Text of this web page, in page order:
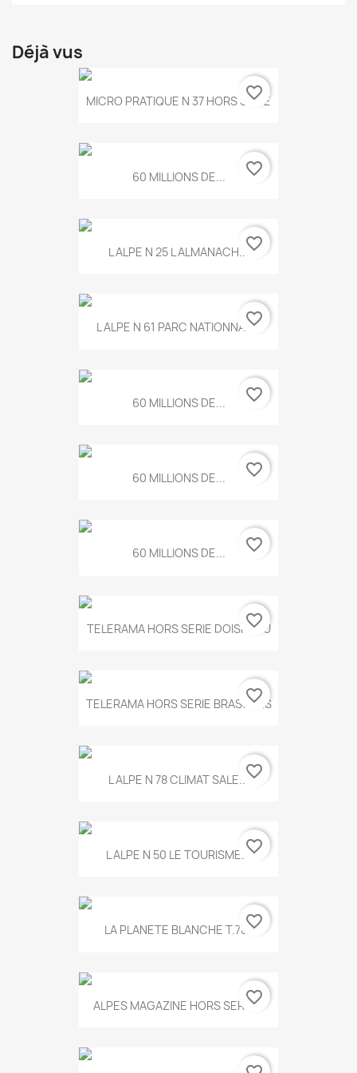
Déjà vus
MICRO PRATIQUE N 37 HORS SERIE
favorite_border
60 MILLIONS DE... favorite_border
L ALPE N 25 L ALMANACH...favorite_border
L ALPE N 61 PARC NATIONNAL...
favorite_border
60 MILLIONS DE... favorite_border
60 MILLIONS DE... favorite_border
60 MILLIONS DE... favorite_border
TELERAMA HORS SERIE DOISNEAU
favorite_border
TELERAMA HORS SERIE BRASSENS
favorite_border
L ALPE N 78 CLIMAT SALE...favorite_border
L ALPE N 50 LE TOURISME...favorite_border
LA PLANETE BLANCHE T.785favorite_border
ALPES MAGAZINE HORS SERIE...
favorite_border